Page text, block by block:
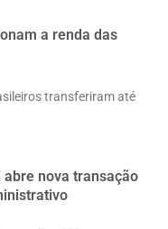
a renda das
transferiram até
nova transação